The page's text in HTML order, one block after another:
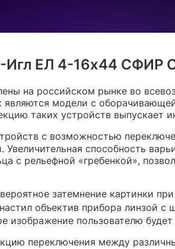
Игл ЕЛ 4-16х44 СФИР
на российском рынке во
модели с
таких устройств выпускает
с возможностью
способность
с рельефной «гребенкой»,
затемнение картинки
объектив прибора линзой с
изображение пользователю
переключения между